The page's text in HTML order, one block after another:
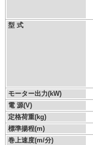
型 式
モーター出力(kW)
電 源(V)
定格荷重(kg)
標準揚程(m)
巻上速度(m/分)